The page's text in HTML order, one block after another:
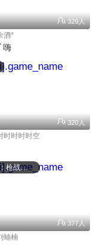
326人
酒*
嗨
320人
时时时时空
穿越火线：枪战王者
377人
蝻楠